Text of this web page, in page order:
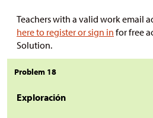
Teachers with a valid work email
here to register or sign in for free
Solution.
Problem 18
Exploración